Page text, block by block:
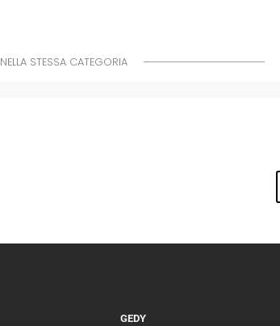
NELLA STESSA CATEGORIA
GEDY